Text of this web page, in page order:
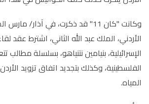
وكانت "كان 11" قد ذكرت، في آذار/
الأردني، الملك عبد الله الثاني، اشترط عقد
الإسرائيلية، بنيامين نتنياهو، بسلسلة مطالب
الفلسطينية، وكذلك بتجديد اتفاق تزويد
المياه.